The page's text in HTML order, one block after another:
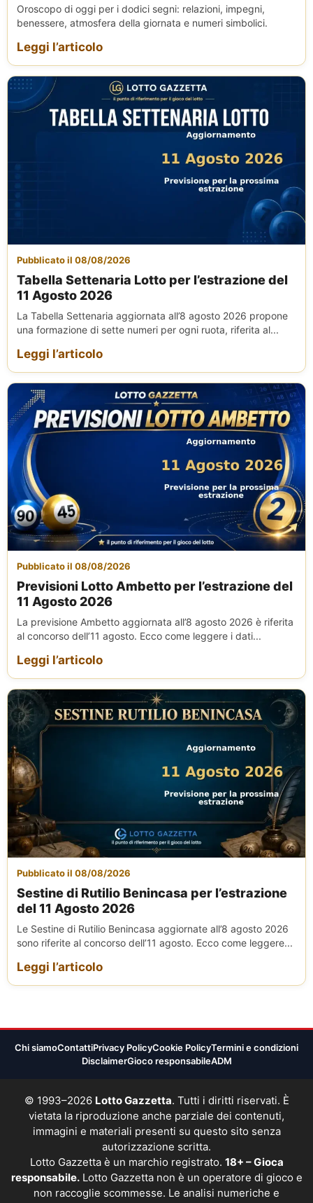
Oroscopo di oggi per i dodici segni: relazioni, impegni,
benessere, atmosfera della giornata e numeri simbolici.
Leggi l’articolo
Pubblicato il 08/08/2026
Tabella Settenaria Lotto per l’estrazione del
11 Agosto 2026
La Tabella Settenaria aggiornata all’8 agosto 2026 propone
una formazione di sette numeri per ogni ruota, riferita al...
Leggi l’articolo
Pubblicato il 08/08/2026
Previsioni Lotto Ambetto per l’estrazione del
11 Agosto 2026
La previsione Ambetto aggiornata all’8 agosto 2026 è riferita
al concorso dell’11 agosto. Ecco come leggere i dati...
Leggi l’articolo
Pubblicato il 08/08/2026
Sestine di Rutilio Benincasa per l’estrazione
del 11 Agosto 2026
Le Sestine di Rutilio Benincasa aggiornate all’8 agosto 2026
sono riferite al concorso dell’11 agosto. Ecco come leggere...
Leggi l’articolo
Chi siamoContattiPrivacy PolicyCookie PolicyTermini e condizioni
DisclaimerGioco responsabileADM
© 1993–2026 Lotto Gazzetta. Tutti i diritti riservati. È
vietata la riproduzione anche parziale dei contenuti,
immagini e materiali presenti su questo sito senza
autorizzazione scritta.
Lotto Gazzetta è un marchio registrato. 18+ – Gioca
responsabile.Lotto Gazzetta non è un operatore di gioco e
non raccoglie scommesse. Le analisi numeriche e